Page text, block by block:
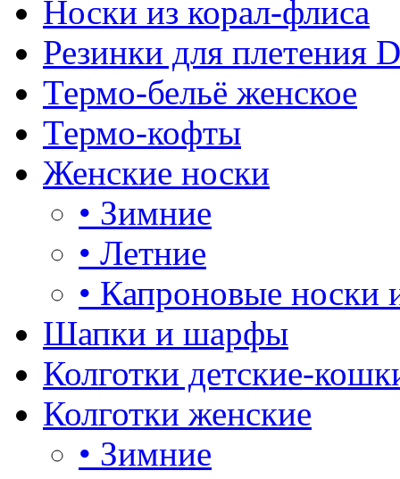
Носки из корал-флиса
Резинки для плетения
Термо-бельё женское
Термо-кофты
Женские носки
• Зимние
• Летние
• Капроновые носки
Шапки и шарфы
Колготки детские-
Колготки женские
• Зимние